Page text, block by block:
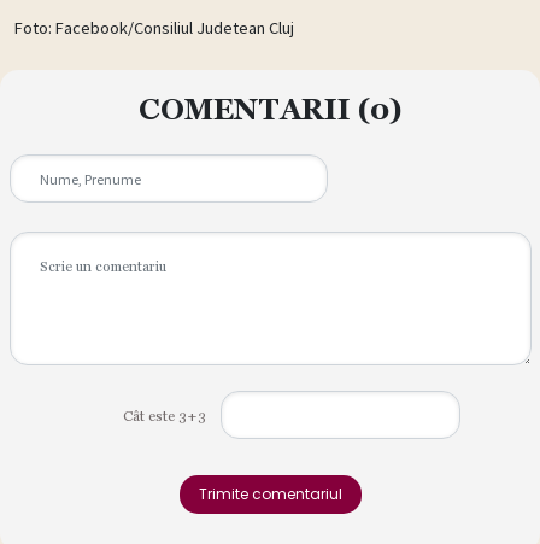
Foto: Facebook/Consiliul Judetean Cluj
COMENTARII (0)
Cât este 3+3
Trimite comentariul